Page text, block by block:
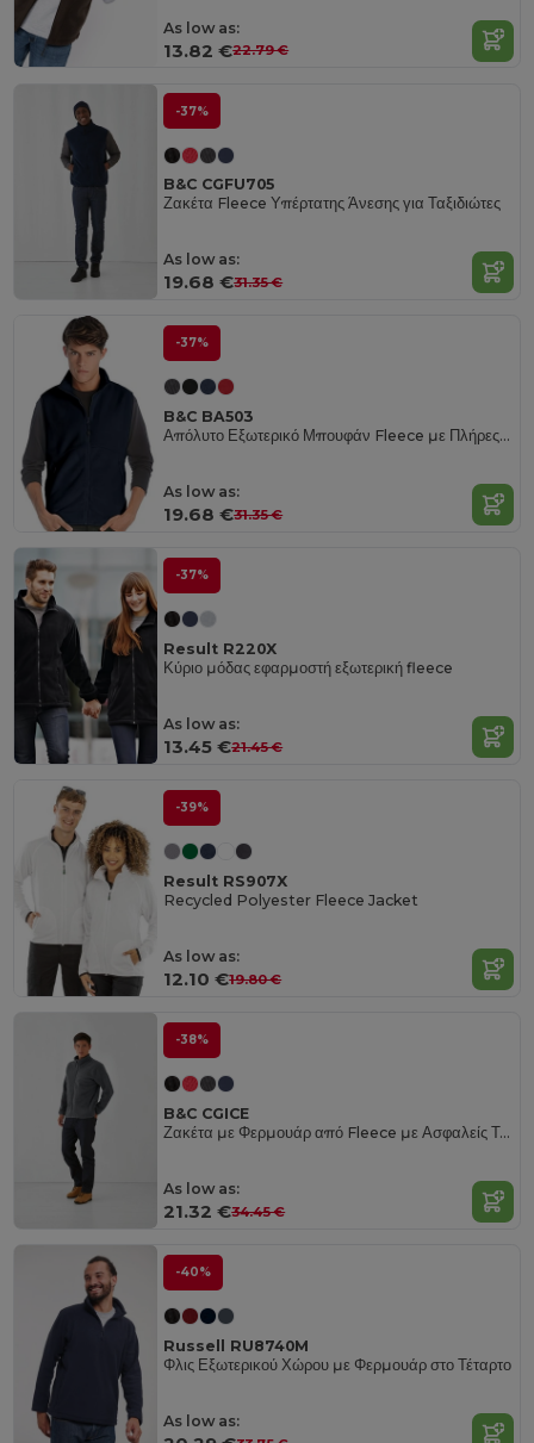
As low as:
13.82 €22.79 €
-37%
B&C CGFU705
Ζακέτα Fleece Υπέρτατης Άνεσης για Ταξιδιώτες
As low as:
19.68 €31.35 €
-37%
B&C BA503
Απόλυτο Εξωτερικό Μπουφάν Fleece με Πλήρες Φερμουάρ
As low as:
19.68 €31.35 €
-37%
Result R220X
Κύριο μόδας εφαρμοστή εξωτερική fleece
As low as:
13.45 €21.45 €
-39%
Result RS907X
Recycled Polyester Fleece Jacket
As low as:
12.10 €19.80 €
-38%
B&C CGICE
Ζακέτα με Φερμουάρ από Fleece με Ασφαλείς Τσέπες
As low as:
21.32 €34.45 €
-40%
Russell RU8740M
Φλις Εξωτερικού Χώρου με Φερμουάρ στο Τέταρτο
As low as: